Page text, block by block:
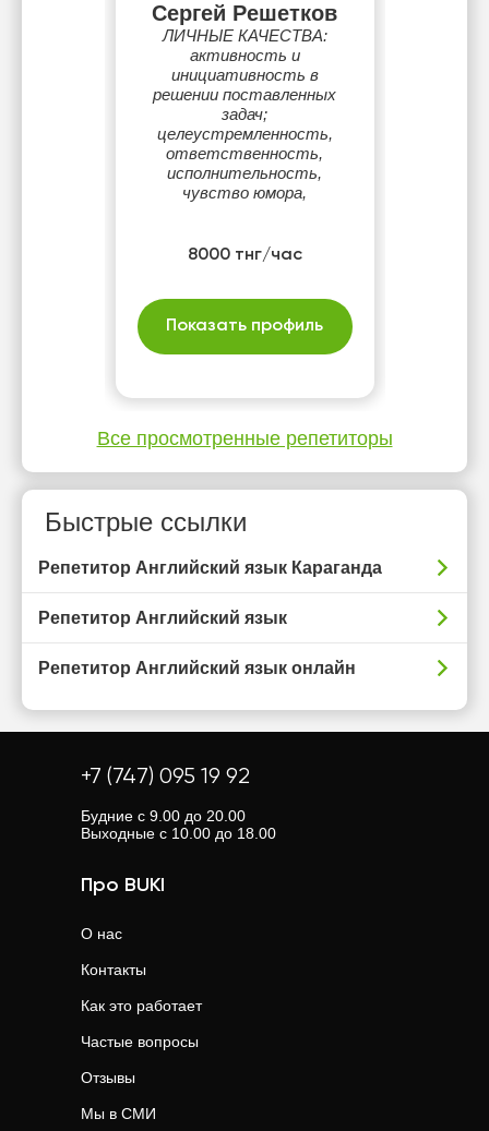
Сергей Решетков
ЛИЧНЫЕ КАЧЕСТВА:
активность и
инициативность в
решении поставленных
задач;
целеустремленность,
ответственность,
исполнительность,
чувство юмора,
8000 тнг/час
Показать профиль
Все просмотренные репетиторы
Быстрые ссылки
Репетитор Английский язык Караганда
Репетитор Английский язык
Репетитор Английский язык онлайн
+7 (747) 095 19 92
Будние с 9.00 до 20.00
Выходные с 10.00 до 18.00
Про BUKI
О нас
Контакты
Как это работает
Частые вопросы
Отзывы
Мы в СМИ